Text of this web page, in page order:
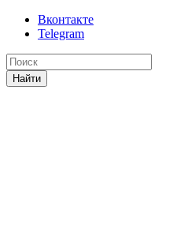
Вконтакте
Telegram
Найти